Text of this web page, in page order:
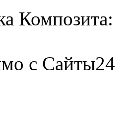
Композита:
с Сайты24